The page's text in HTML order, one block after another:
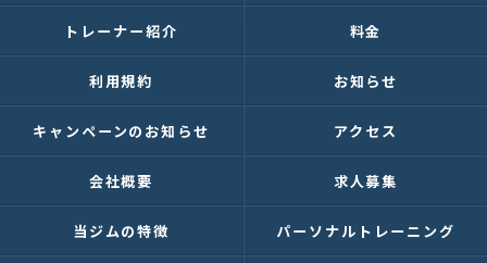
トレーナー紹介 料金
利用規約 お知らせ
キャンペーンのお知らせ アクセス
会社概要 求人募集
当ジムの特徴 パーソナルトレーニング